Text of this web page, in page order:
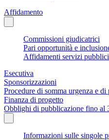
Affidamento
Commissioni giudicatrici
Pari opportunità e
Affidamenti servizi
Esecutiva
Sponsorizzazioni
Procedure di somma urgenza e
Finanza di progetto
Obblighi di pubblicazione fino al
Informazioni sulle singole